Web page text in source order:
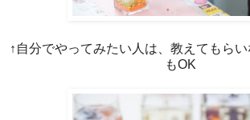
↑自分でやってみたい人は、教えてもら
もOK